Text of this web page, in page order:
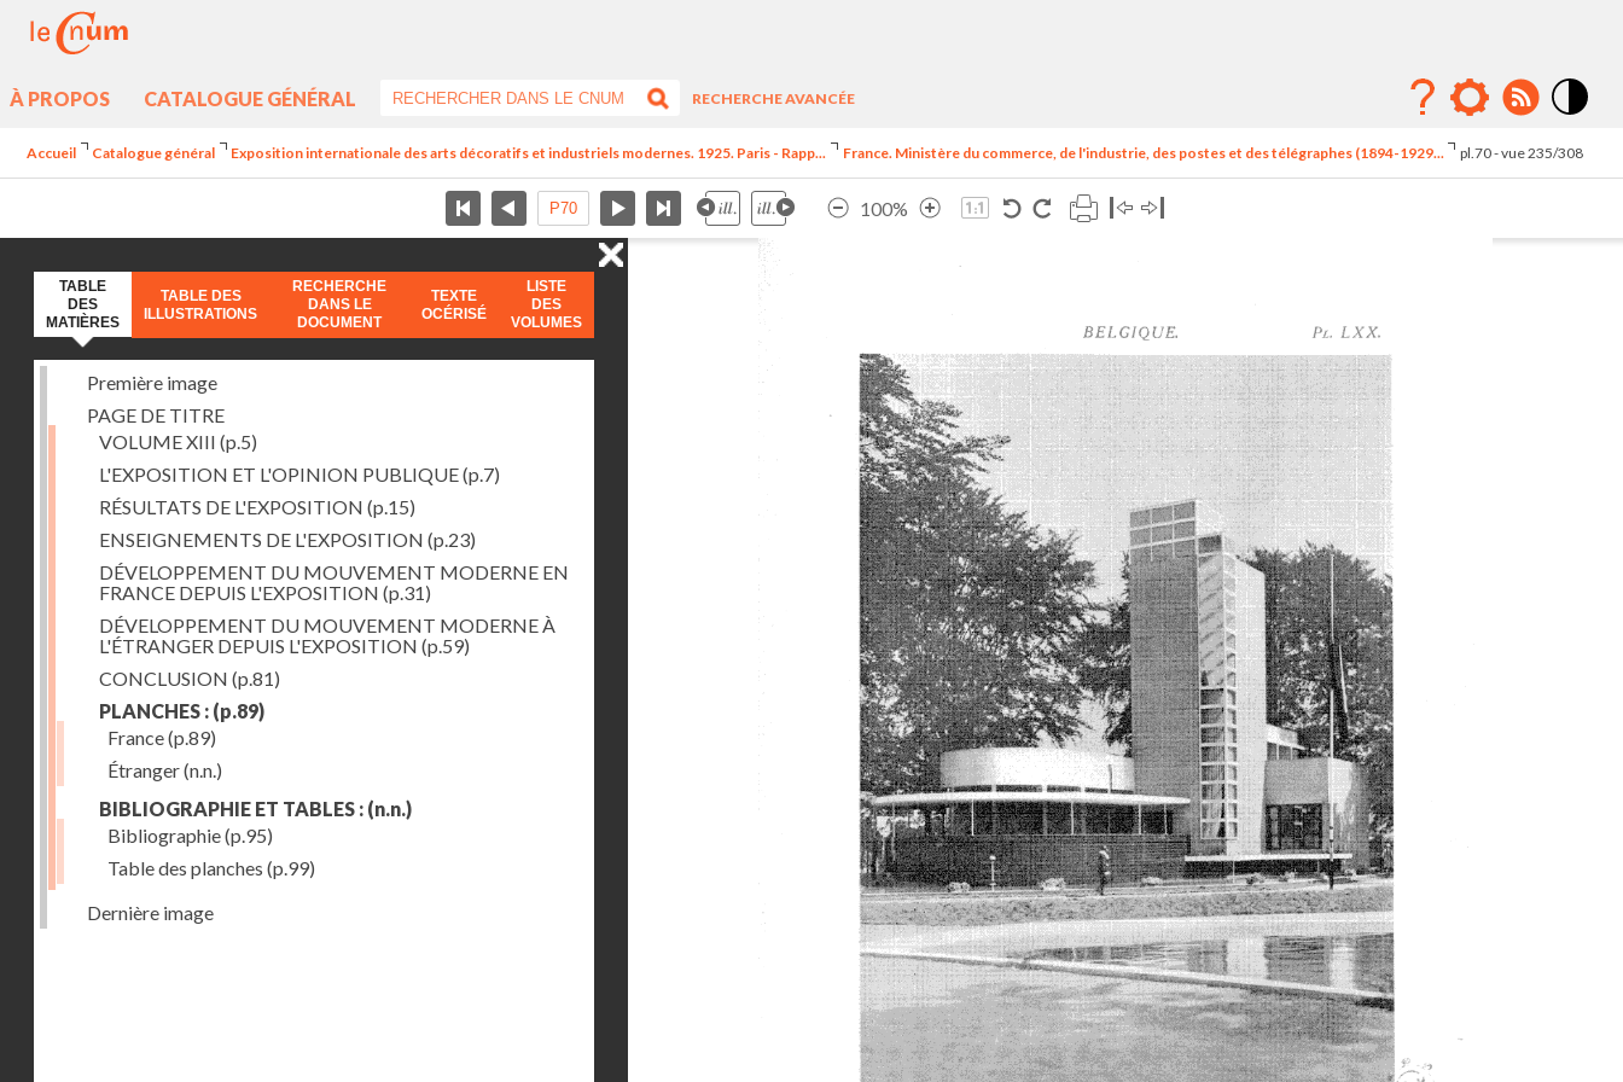
À PROPOS CATALOGUE GÉNÉRAL
RECHERCHE AVANCÉE
élévé
Accueil Catalogue général Exposition internationale des arts décoratifs et industriels modernes. 1925. Paris - Rapp... France. Ministère du commerce, de l'industrie, des postes et des télégraphes (1894-1929... pl.70 - vue 235/308
100%
TABLE
DES
MATIÈRES
TABLE DES
ILLUSTRATIONS
RECHERCHE
DANS LE
DOCUMENT
TEXTE
OCÉRISÉ
LISTE
DES
VOLUMES
Première image
PAGE DE TITRE
VOLUME XIII (p.5)
L'EXPOSITION ET L'OPINION PUBLIQUE(p.7)
RÉSULTATS DE L'EXPOSITION (p.15)
ENSEIGNEMENTS DE L'EXPOSITION (p.23)
DÉVELOPPEMENT DU MOUVEMENT MODERNE EN
FRANCE DEPUIS L'EXPOSITION (p.31)
DÉVELOPPEMENT DU MOUVEMENT MODERNE À
L'ÉTRANGER DEPUIS L'EXPOSITION (p.59)
CONCLUSION (p.81)
PLANCHES : (p.89)
France(p.89)
Étranger(n.n.)
BIBLIOGRAPHIE ET TABLES : (n.n.)
Bibliographie(p.95)
Table des planches (p.99)
Dernière image